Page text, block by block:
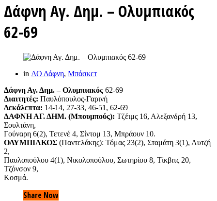
Δάφνη Αγ. Δημ. – Ολυμπιακός
62-69
in ΑΟ Δάφνη, Μπάσκετ
Δάφνη Αγ. Δημ. – Ολυμπιακός 62-69
Διαιτητές: Παυλόπουλος-Γαρινή
Δεκάλεπτα: 14-14, 27-33, 46-51, 62-69
ΔΑΦΝΗ ΑΓ. ΔΗΜ. (Μπουμπούς): Τζέιμς 16, Αλεξανδρή 13,
Σουλτάνη,
Γούναρη 6(2), Τετενέ 4, Σίντομ 13, Μπράουν 10.
ΟΛΥΜΠΙΑΚΟΣ (Παντελάκης): Τόμας 23(2), Σταμάτη 3(1), Αυτζή
2,
Παυλοπούλου 4(1), Νικολοπούλου, Σωτηρίου 8, Τίκβιτς 20,
Τζόνσον 9,
Κοσμά.
Share Now